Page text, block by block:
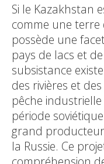
Si le Kazakhstan
comme une terre
possède une
pays de lacs et
subsistance
des rivières et
pêche
période
grand producteur
la Russie. Ce